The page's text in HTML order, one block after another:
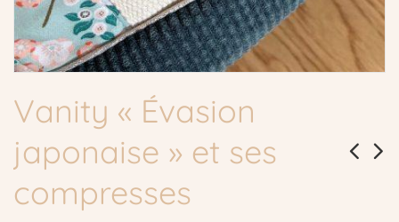
Vanity « Évasion
japonaise » et ses
compresses